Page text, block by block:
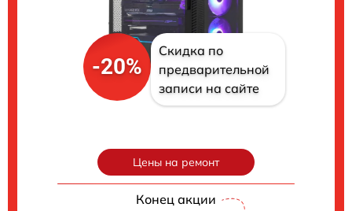
-20%
Скидка по
предварительной
записи на сайте
Цены на ремонт
Конец акции